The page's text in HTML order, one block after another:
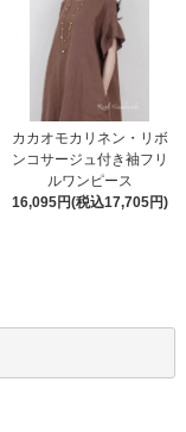
カカオモカリネン・リボ
ンコサージュ付き袖フリ
ルワンピース
16,095円(税込17,705円)